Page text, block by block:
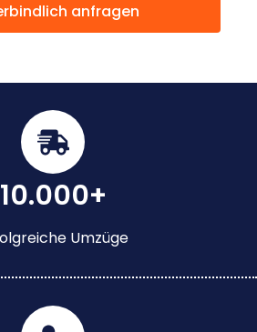
anfragen
10.000+
Umzüge